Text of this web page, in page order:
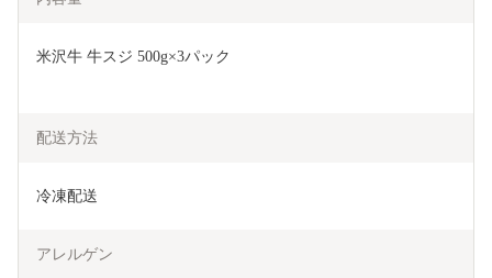
米沢牛 牛スジ 500g×3パック
配送方法
冷凍配送
アレルゲン